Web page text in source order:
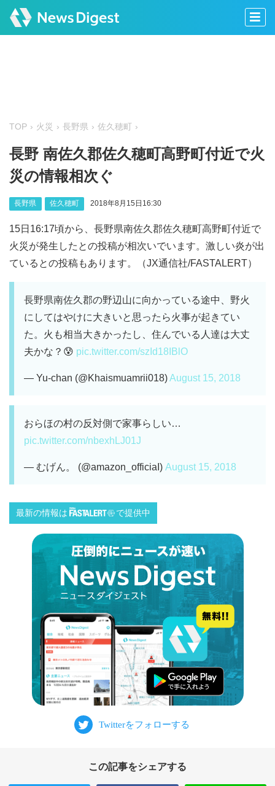
TOP 火災 長野県 佐久穂町
長野 南佐久郡佐久穂町高野町付近で火
災の情報相次ぐ
長野県 佐久穂町 2018年8月15日16:30
15日16:17頃から、長野県南佐久郡佐久穂町高野町付近で
火災が発生したとの投稿が相次いでいます。激しい炎が出
ているとの投稿もあります。（JX通信社/FASTALERT）
長野県南佐久郡の野辺山に向かっている途中、野火
にしてはやけに大きいと思ったら火事が起きてい
た。火も相当大きかったし、住んでいる人達は大丈
夫かな？😰 pic.twitter.com/szId18IBlO
— Yu-chan (@Khaismuamrii018)August 15, 2018
おらほの村の反対側で家事らしい…
pic.twitter.com/nbexhLJ01J
— むげん。 (@amazon_officiaI) August 15, 2018
最新の情報は で提供中
この記事をシェアする